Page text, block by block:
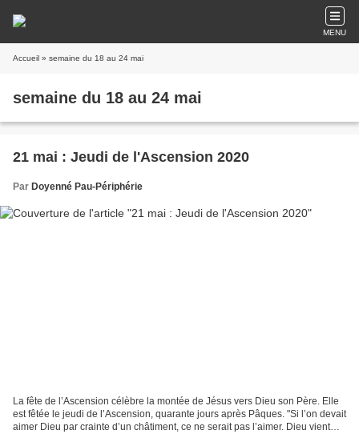
MENU
Accueil » semaine du 18 au 24 mai
semaine du 18 au 24 mai
21 mai : Jeudi de l'Ascension 2020
Par Doyenné Pau-Périphérie
La fête de l’Ascension célèbre la montée de Jésus vers Dieu son Père. Elle
est fêtée le jeudi de l’Ascension, quarante jours après Pâques. "Si l’on devait
aimer Dieu par crainte d’un châtiment, ce ne serait pas l’aimer. Dieu vient